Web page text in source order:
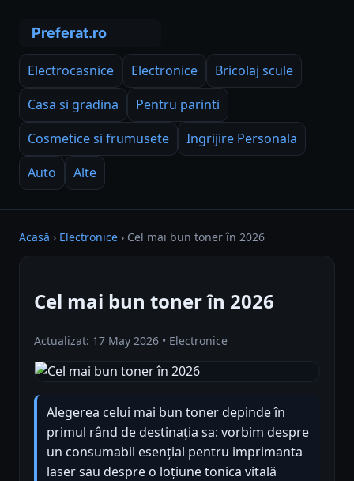
Electrocasnice Electronice
Bricolaj scule
Casa si gradina
Pentru parinti
Cosmetice si frumusete
Ingrijire Personala
Auto
Alte
Acasă › Electronice › Cel mai bun toner în 2026
Cel mai bun toner în 2026
Actualizat: 17 May 2026 • Electronice
Alegerea celui mai bun toner depinde în
primul rând de destinația sa: vorbim despre
un consumabil esențial pentru imprimanta
laser sau despre o loțiune tonica vitală